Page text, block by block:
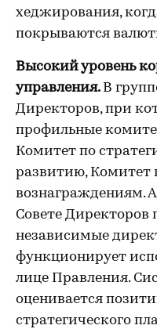
хеджирования,
покрываются
Высокий уровень
управления. В
Директоров, при
профильные
Комитет по
развитию, Комитет
вознаграждениям.
Совете Директоров
независимые
функционирует
лице Правления.
оценивается
стратегического